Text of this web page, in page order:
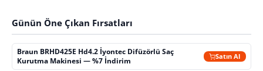
Günün Öne Çıkan Fırsatları
Braun BRHD425E Hd4.2 İyontec Difüzörlü Saç
Kurutma Makinesi — %7 İndirim
Satın Al